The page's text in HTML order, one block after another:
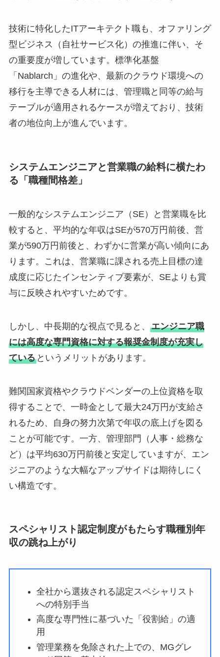
技術に特化したITアーキテクト職も、オファリング
型ビジネス（自社サービス化）の推進に伴い、そ
の重要度が増しています。標準化基盤
「Nablarch」の進化や、最新のクラウド環境への
移行を主導できる人材には、管理職と同等の給与
テーブルが適用されるケースが増えており、技術
者の地位向上が進んでいます。
システムエンジニアと営業職の給料に横たわ
る「職種間格差」
一般的なシステムエンジニア（SE）と営業職を比
較すると、平均的な年収はSEが570万円前後、営
業が590万円前後と、わずかに営業が高い傾向にあ
ります。これは、営業職に課される売上目標の達
成度に応じたインセンティブ要素が、SEよりも賞
与に反映されやすいためです。
しかし、中長期的な視点で見ると、 エンジニア職
には高度な専門資格に対する報奨金制度が充実し
ているというメリットがあります。
難関国家資格やクラウドベンダーの上位資格を取
得することで、一時金として最大24万円が支給さ
れるため、自身の努力次第で年収の底上げを図る
ことが可能です。一方、管理部門（人事・総務な
ど）は平均630万円前後と安定していますが、エン
ジニアのような大幅なアップサイドは期待しにく
い構造です。
スペシャリスト認定制度がもたらす職種別年
収の跳ね上がり
全社から選抜される認定スペシャリスト
への特別手当
高度な専門性に基づいた「役割給」の適
用
管理業務を免除された上での、MGグレ